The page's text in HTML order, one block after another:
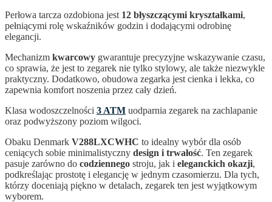
Perłowa tarcza ozdobiona jest 12 błyszczącymi kryształkami,
pełniącymi rolę wskaźników godzin i dodającymi odrobinę
elegancji.
Mechanizm kwarcowy gwarantuje precyzyjne wskazywanie czasu,
co sprawia, że jest to zegarek nie tylko stylowy, ale także niezwykle
praktyczny. Dodatkowo, obudowa zegarka jest cienka i lekka, co
zapewnia komfort noszenia przez cały dzień.
Klasa wodoszczelności 3 ATM uodparnia zegarek na zachlapanie
oraz podwyższony poziom wilgoci.
Obaku Denmark V288LXCWHC to idealny wybór dla osób
ceniących sobie minimalistyczny design i trwałość. Ten zegarek
pasuje zarówno do codziennego stroju, jak i eleganckich okazji,
podkreślając prostotę i elegancję w jednym czasomierzu. Dla tych,
którzy doceniają piękno w detalach, zegarek ten jest wyjątkowym
wyborem.